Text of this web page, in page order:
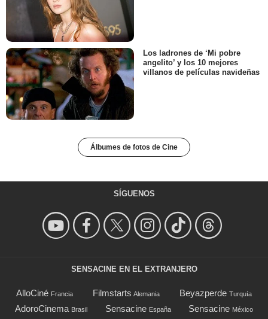
Los ladrones de ‘Mi pobre
angelito’ y los 10 mejores
villanos de películas navideñas
Álbumes de fotos de Cine
SÍGUENOS
SENSACINE EN EL EXTRANJERO
AlloCiné Francia Filmstarts Alemania Beyazperde Turquía
AdoroCinema Brasil Sensacine España Sensacine México